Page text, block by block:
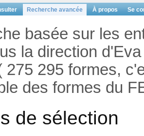
Recherche avancée À propos Se
basée sur les
la direction
275 295 formes,
des formes du
de sélection